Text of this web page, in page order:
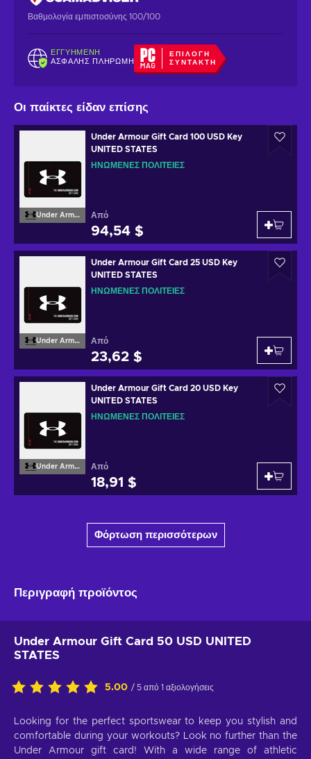
Βαθμολογία εμπιστοσύνης 100/100
ΕΓΓΥΗΜΈΝΗ
ΑΣΦΑΛΉΣ ΠΛΗΡΩΜΉ
ΕΠΙΛΟΓΉ
ΣΥΝΤΆΚΤΗ
Οι παίκτες είδαν επίσης
Under Armour
Under Armour Gift Card 100 USD Key
UNITED STATES
ΗΝΩΜΈΝΕΣ ΠΟΛΙΤΕΊΕΣ
Από
94,54 $
Under Armour
Under Armour Gift Card 25 USD Key
UNITED STATES
ΗΝΩΜΈΝΕΣ ΠΟΛΙΤΕΊΕΣ
Από
23,62 $
Under Armour
Under Armour Gift Card 20 USD Key
UNITED STATES
ΗΝΩΜΈΝΕΣ ΠΟΛΙΤΕΊΕΣ
Από
18,91 $
Φόρτωση περισσότερων
Περιγραφή προϊόντος
Under Armour Gift Card 50 USD UNITED
STATES
5.00 / 5 από 1 αξιολογήσεις
Looking for the perfect sportswear to keep you stylish and
comfortable during your workouts? Look no further than the
Under Armour gift card! With a wide range of athletic